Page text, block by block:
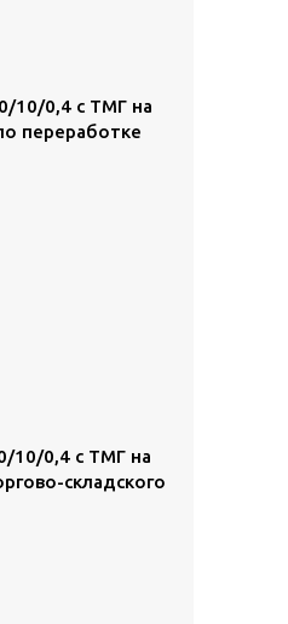
10/0,4 с ТМГ на
переработке
10/0,4 с ТМГ на
складского